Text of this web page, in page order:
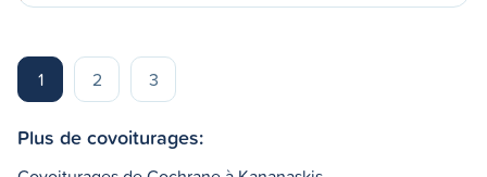
1 2 3
Plus de covoiturages: